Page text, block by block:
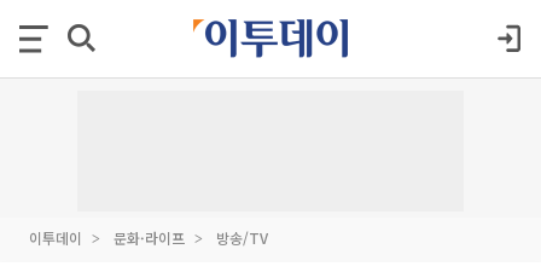
이투데이 문화·라이프 방송/TV